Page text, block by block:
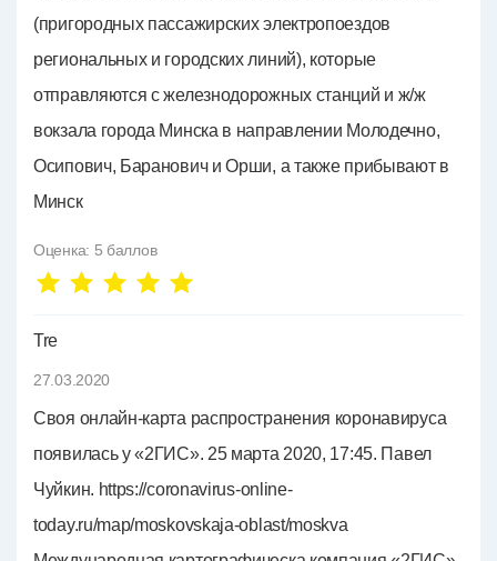
(пригородных пассажирских электропоездов
региональных и городских линий), которые
отправляются с железнодорожных станций и ж/ж
вокзала города Минска в направлении Молодечно,
Осипович, Баранович и Орши, а также прибывают в
Минск
Оценка: 5 баллов
Tre
27.03.2020
Своя онлайн-карта распространения коронавируса
появилась у «2ГИС». 25 марта 2020, 17:45. Павел
Чуйкин. https://coronavirus-online-
today.ru/map/moskovskaja-oblast/moskva